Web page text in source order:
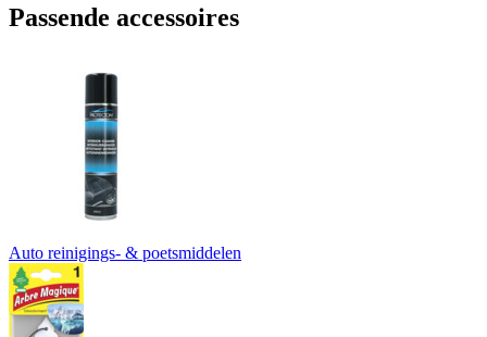
Passende accessoires
Auto reinigings- & poetsmiddelen